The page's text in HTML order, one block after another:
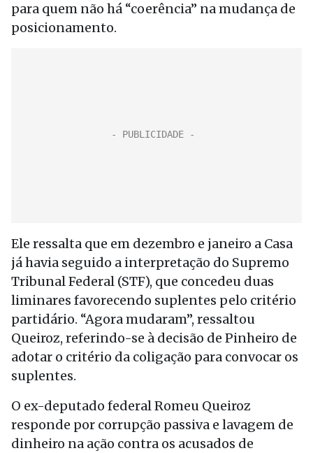
para quem não há “coerência” na mudança de
posicionamento.
Ele ressalta que em dezembro e janeiro a Casa
já havia seguido a interpretação do Supremo
Tribunal Federal (STF), que concedeu duas
liminares favorecendo suplentes pelo critério
partidário. “Agora mudaram”, ressaltou
Queiroz, referindo-se à decisão de Pinheiro de
adotar o critério da coligação para convocar os
suplentes.
O ex-deputado federal Romeu Queiroz
responde por corrupção passiva e lavagem de
dinheiro na ação contra os acusados de